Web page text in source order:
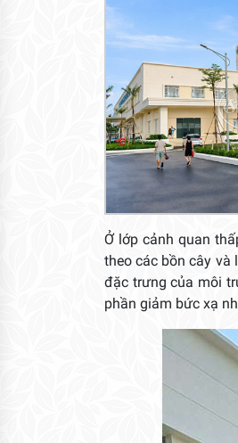
Ở lớp cảnh quan
theo các bồn cây và
đặc trưng của môi
phần giảm bức xạ